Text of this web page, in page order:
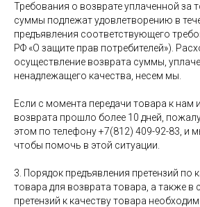
Требования о возврате уплаченной за
суммы подлежат удовлетворению в
предъявления соответствующего
РФ «О защите прав потребителей»).
осуществление возврата суммы,
ненадлежащего качества, несем мы.
Если с момента передачи товара к нам
возврата прошло более 10 дней,
этом по телефону +7(812) 409-92-83, и
чтобы помочь в этой ситуации.
3. Порядок предъявления претензий по
товара для возврата товара, а также в
претензий к качеству товара